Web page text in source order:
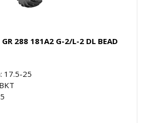
288 181A2 G-2/L-2 DL BEAD
17.5-25